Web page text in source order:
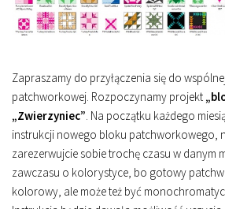
Zapraszamy do przyłączenia się do
patchworkowej. Rozpoczynamy projekt
„Zwierzyniec”. Na początku każdego
instrukcji nowego bloku patchworkowego,
zarezerwujcie sobie trochę czasu w danym
zawczasu o kolorystyce, bo gotowy
kolorowy, ale może też być